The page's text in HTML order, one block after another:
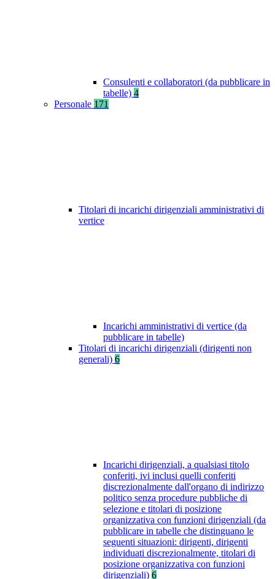
Consulenti e collaboratori (da pubblicare in
tabelle) 4
Personale 171
Titolari di incarichi dirigenziali amministrativi di
vertice
Incarichi amministrativi di vertice (da
pubblicare in tabelle)
Titolari di incarichi dirigenziali (dirigenti non
generali) 6
Incarichi dirigenziali, a qualsiasi titolo
conferiti, ivi inclusi quelli conferiti
discrezionalmente dall'organo di indirizzo
politico senza procedure pubbliche di
selezione e titolari di posizione
organizzativa con funzioni dirigenziali (da
pubblicare in tabelle che distinguano le
seguenti situazioni: dirigenti, dirigenti
individuati discrezionalmente, titolari di
posizione organizzativa con funzioni
dirigenziali) 6